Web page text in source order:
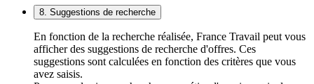
8. Suggestions de recherche
En fonction de la recherche réalisée, France Travail peut vous
afficher des suggestions de recherche d'offres. Ces
suggestions sont calculées en fonction des critères que vous
avez saisis.